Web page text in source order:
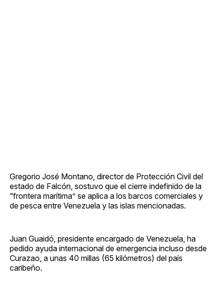
Gregorio José Montano, director de Protección Civil del
estado de Falcón, sostuvo que el cierre indefinido de la
“frontera marítima” se aplica a los barcos comerciales y
de pesca entre Venezuela y las islas mencionadas.
Juan Guaidó, presidente encargado de Venezuela, ha
pedido ayuda internacional de emergencia incluso desde
Curazao, a unas 40 millas (65 kilómetros) del país
caribeño.